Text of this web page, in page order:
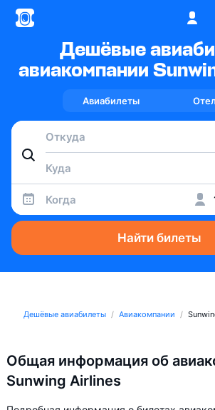
Дешёвые
авиакомпании
Авиабилеты
Когда
Найти билеты
Дешёвые авиабилеты Авиакомпании
Общая информация об
Sunwing Airlines